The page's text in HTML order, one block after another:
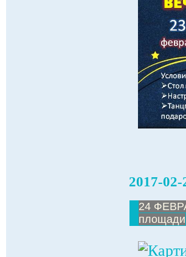
2017-02-
24
площади